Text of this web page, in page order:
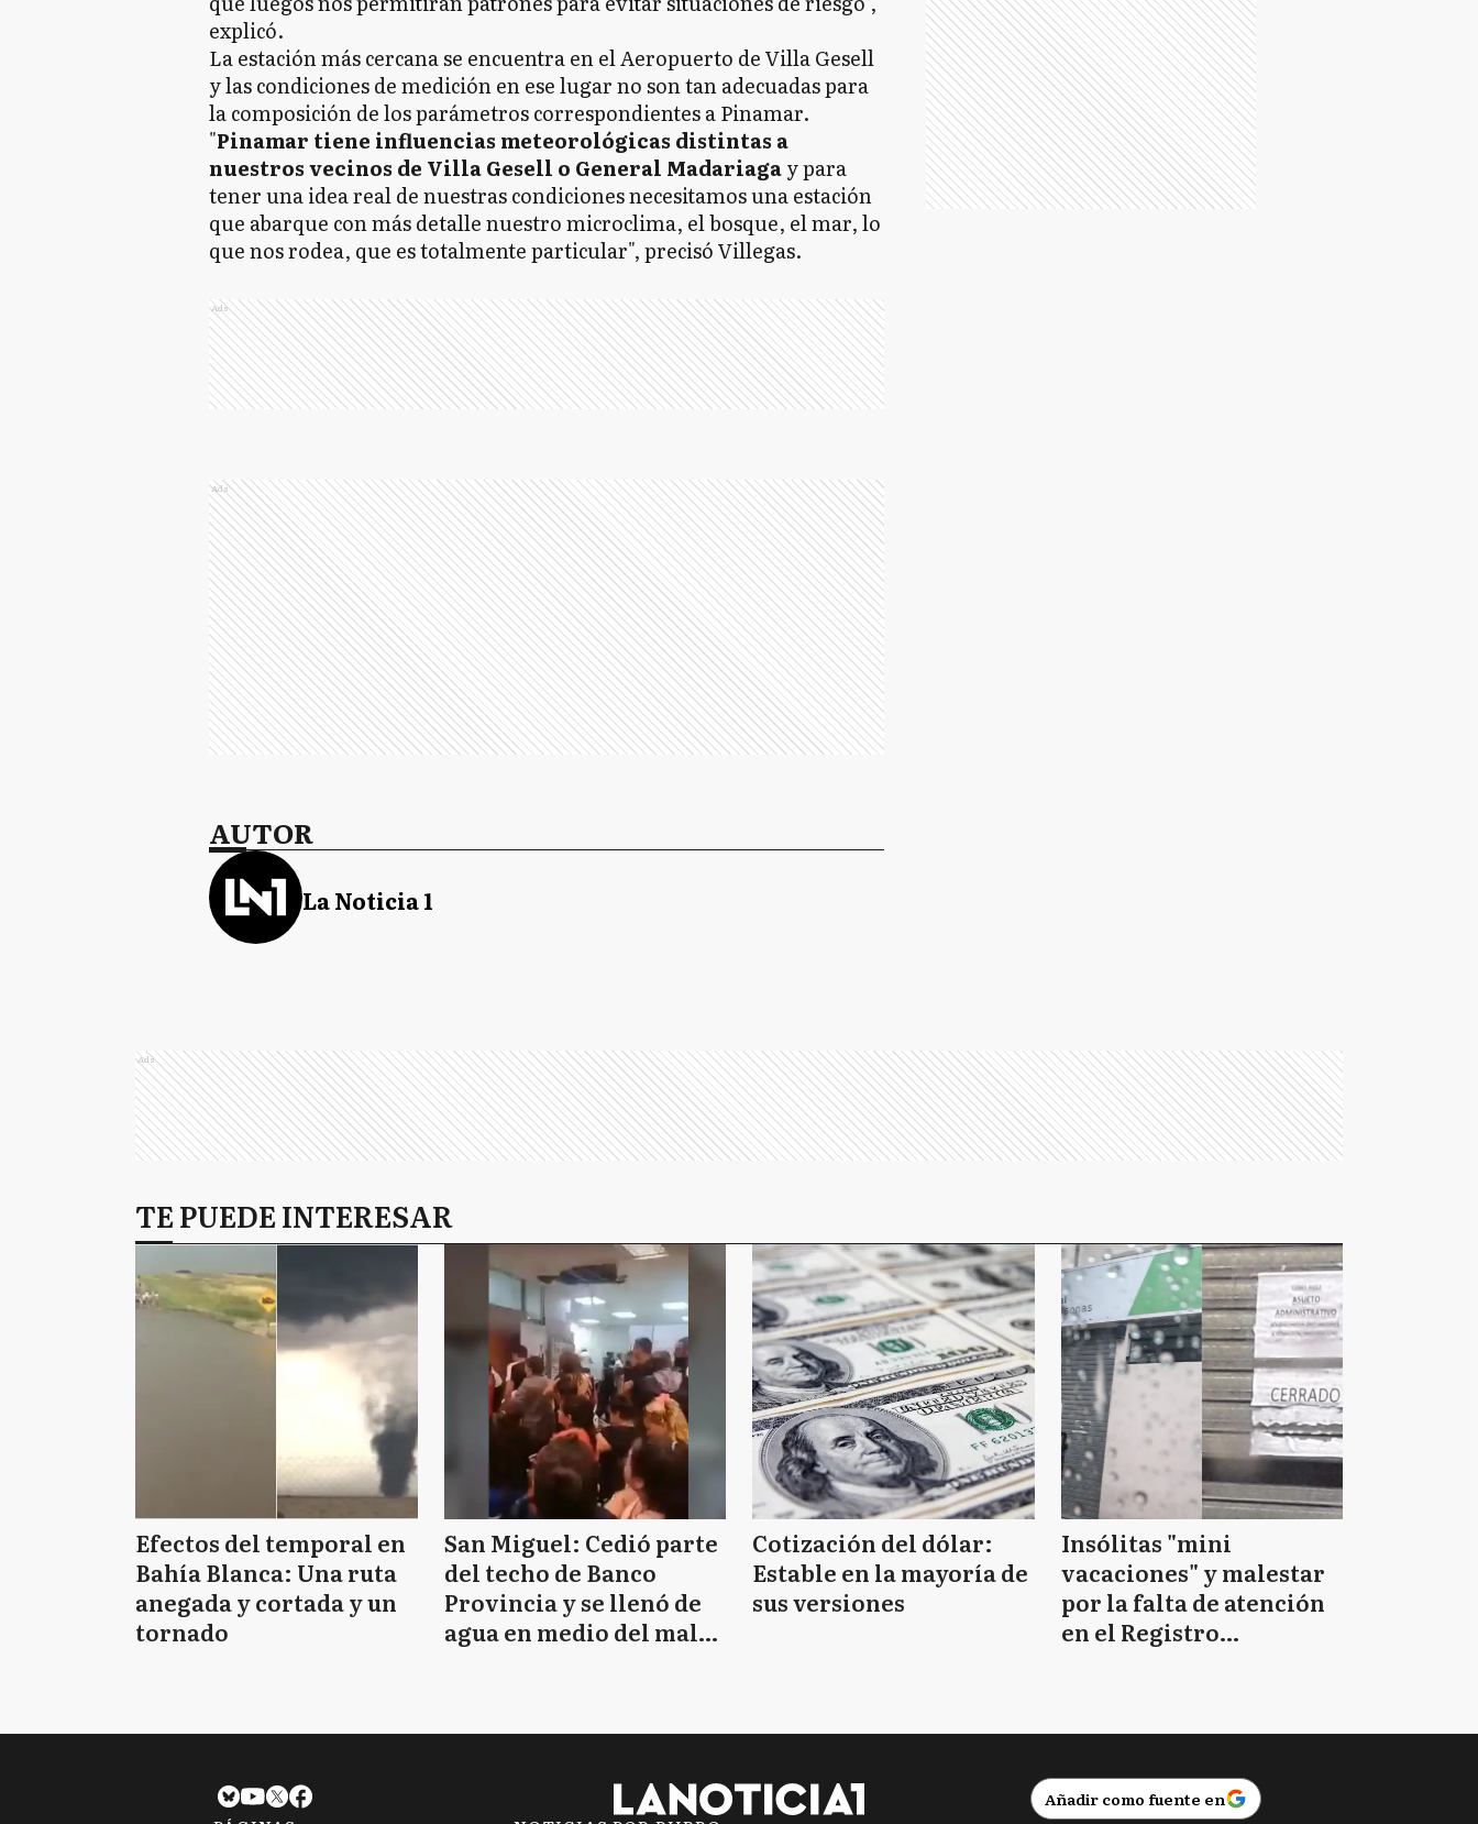
explicó.
La estación más cercana se encuentra en el Aeropuerto de Villa Gesell
y las condiciones de medición en ese lugar no son tan adecuadas para
la composición de los parámetros correspondientes a Pinamar.
"Pinamar tiene influencias meteorológicas distintas a
nuestros vecinos de Villa Gesell o General Madariagay para
tener una idea real de nuestras condiciones necesitamos una estación
que abarque con más detalle nuestro microclima, el bosque, el mar, lo
que nos rodea, que es totalmente particular", precisó Villegas.
Ads
Ads
AUTOR
La Noticia 1
Ads
TE PUEDE INTERESAR
Efectos del temporal en
Bahía Blanca: Una ruta
anegada y cortada y un
tornado
San Miguel: Cedió parte
del techo de Banco
Provincia y se llenó de
agua en medio del mal
Cotización del dólar:
Estable en la mayoría de
sus versiones
Insólitas "mini
vacaciones" y malestar
por la falta de atención
en el Registro
Añadir como fuente en